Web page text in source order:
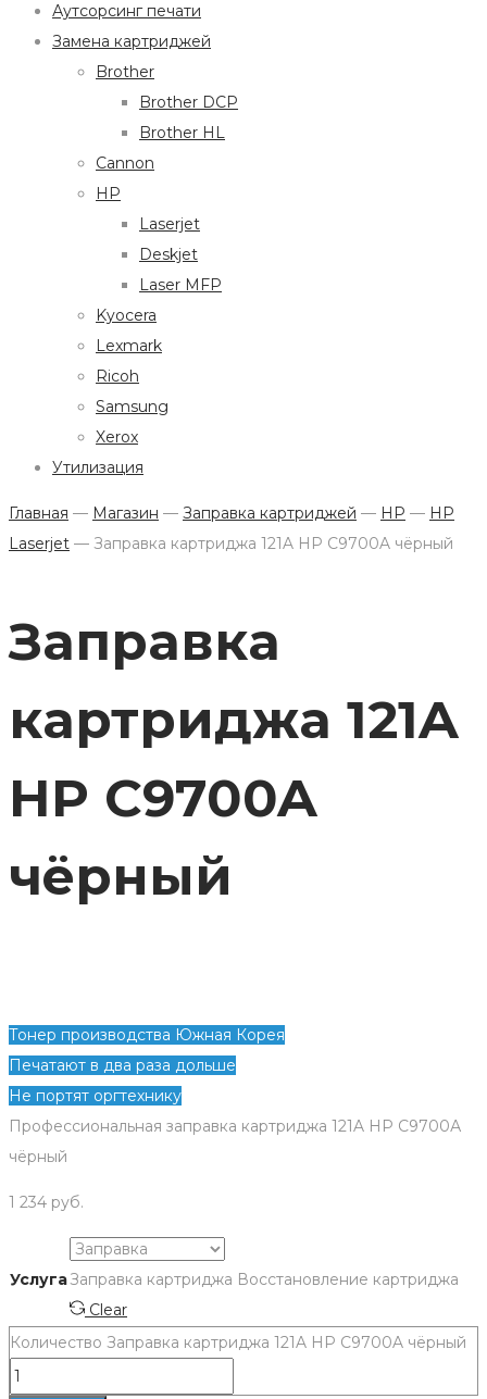
Аутсорсинг печати
Замена картриджей
Brother
Brother DCP
Brother HL
Cannon
HP
Laserjet
Deskjet
Laser MFP
Kyocera
Lexmark
Ricoh
Samsung
Xerox
Утилизация
Главная — Магазин — Заправка картриджей — HP — HP
Laserjet — Заправка картриджа 121A HP C9700A чёрный
Заправка
картриджа 121A
HP C9700A
чёрный
Тонер производства Южная Корея
Печатают в два раза дольше
Не портят оргтехнику
Профессиональная заправка картриджа 121A HP С9700А
чёрный
1 234 руб.
УслугаЗаправка картриджа Восстановление картриджа
Clear
Количество Заправка картриджа 121A HP C9700A чёрный